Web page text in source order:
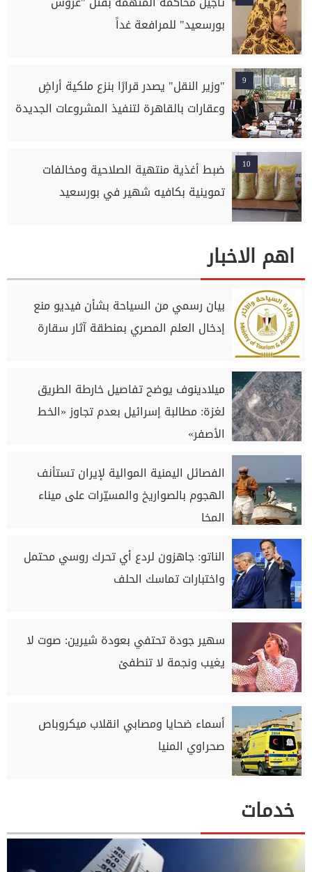
بورسعيد" للمرافعة غداً
9
"وزير النقل" يصدر قرارًا بنزع ملكية أراضٍ
وعقارات بالقاهرة لتنفيذ المشروعات الجديدة
10
ضبط أغذية منتهية الصلاحية ومخالفات
تموينية بكافيه شهير في بورسعيد
اهم الاخبار
بيان رسمي من السياحة بشأن فيديو منع
إدخال العلم المصري بمنطقة آثار سقارة
ميلادينوف يوضح تفاصيل خارطة الطريق
لغزة: مطالبة إسرائيل بعدم تجاوز «الخط
الأصفر»
الفصائل اليمنية الموالية لإيران تستأنف
الهجوم بالصواريخ والمسيّرات على ميناء
المخا
الناتو: جاهزون لردع أي تحرك روسي محتمل
واختبارات تماسك الحلف
سهير جودة تحتفي بعودة شيرين: صوت لا
يغيب ونجمة لا تنطفئ
أسماء ضحايا ومصابي انقلاب ميكروباص
صحراوي المنيا
خدمات